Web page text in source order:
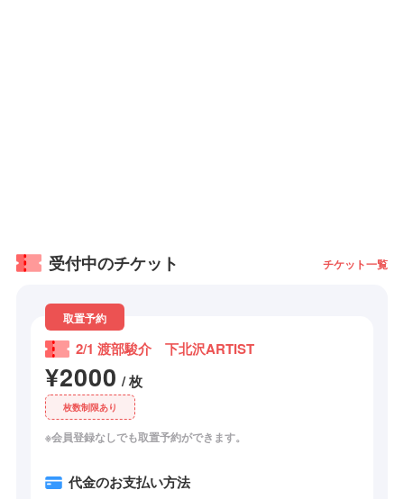
受付中のチケット チケット一覧
取置予約
2/1 渡部駿介 下北沢ARTIST
¥2000 / 枚
枚数制限あり
※会員登録なしでも取置予約ができます。
代金のお支払い方法